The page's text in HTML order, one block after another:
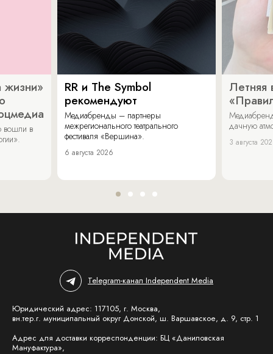
жизни»
вошли в
RR и The Symbol
рекомендуют
Медиабренды – партнеры
межрегионального театрального
фестиваля «Вершина».
6 августа 2026
Летняя
дачную
3 августа
Telegram-канал Independent Media
Юридический адрес: 117105, г. Москва,
вн.тер.г. муниципальный округ Донской, ш. Варшавское, д. 9, стр. 1
Адрес для доставки корреспонденции: БЦ «Даниловская
Мануфактура»,